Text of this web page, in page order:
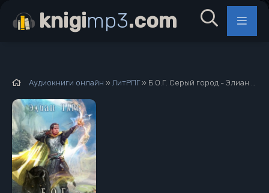
Аудиокниги онлайн » ЛитРПГ» Б.О.Г. Серый город - Элиан Тарс (3)
knigimp3.com